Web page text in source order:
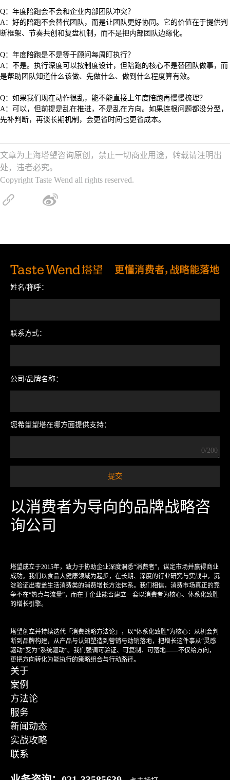
Q：年度陪跑会不会和企业内部团队冲突？
A：好的陪跑不会替代团队，而是让团队更好协同。它的价值在于提供判
断框架、节奏共创和复盘机制，而不是把内部团队边缘化。
Q：年度陪跑是不是等于顾问每周盯执行？
A：不是。执行深度可以按制度设计，但陪跑的核心不是替团队做事，而
是帮助团队知道什么该做、先做什么、做到什么程度算有效。
Q：如果我们现在动作很乱，能不能直接上年度陪跑再慢慢梳理？
A：可以，但前提是乱在推进，不是乱在方向。如果连根问题都没分型，
先补判断，再谈长期机制，会更省时间也更省成本。
文章为上海塔望咨询原创，禁止一切商业用途，转载请注明出
处，违者必究。
Copyright Taste Wend all rights reserved.
姓名/称呼：
联系方式：
公司/品牌名称：
您希望望塔在哪方面提供支持：
0/200
以消费者为导向的品牌战略咨
询公司
塔望成立于2015年，致力于协助企业深度洞悉“消费者”，谋定市场并赢得商业
成功。我们以食品大健康领域为起步，在长期、深度的行业研究与实战中，沉
淀验证出覆盖生活消费类的消费增长方法体系。我们相信，消费市场真正的竞
争不在“热点与流量”，而在于企业能否建立一套以消费者为核心、体系化致胜
的增长引擎。
塔望创立并持续迭代「消费战略方法论」，以“体系化致胜”为核心：从机会判
断到品牌构建，从产品与认知塑造到营销与动销落地，把增长这件事从“灵感
驱动”变为“系统驱动”。我们强调可验证、可复制、可落地——不仅给方向，
更把方向转化为能执行的策略组合与行动路径。
关于
案例
方法论
服务
新闻动态
实战攻略
联系